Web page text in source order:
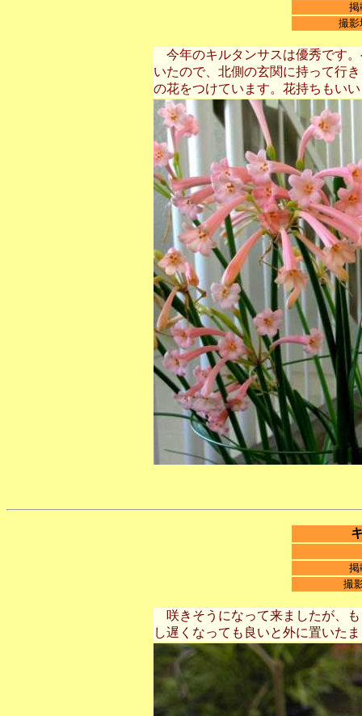
掲
撮影
今年のキルタンサスは優秀です
いたので、北側の玄関に持って行
の花をつけています。花持ちもい
掲
撮
咲きそうになって来ましたが、
し遅くなっても良いと外に置いた